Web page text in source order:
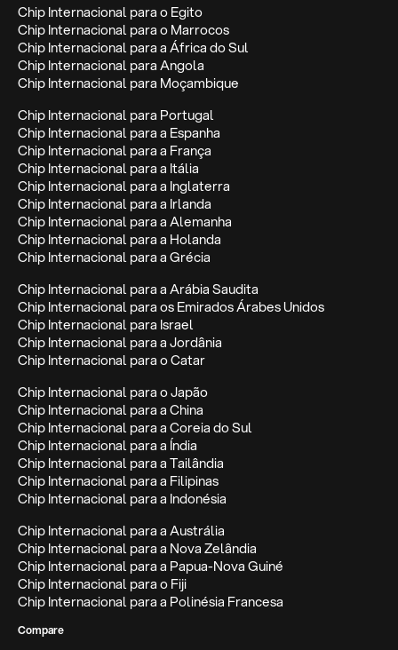
Chip Internacional para o Egito
Chip Internacional para o Marrocos
Chip Internacional para a África do Sul
Chip Internacional para Angola
Chip Internacional para Moçambique
Chip Internacional para Portugal
Chip Internacional para a Espanha
Chip Internacional para a França
Chip Internacional para a Itália
Chip Internacional para a Inglaterra
Chip Internacional para a Irlanda
Chip Internacional para a Alemanha
Chip Internacional para a Holanda
Chip Internacional para a Grécia
Chip Internacional para a Arábia Saudita
Chip Internacional para os Emirados Árabes Unidos
Chip Internacional para Israel
Chip Internacional para a Jordânia
Chip Internacional para o Catar
Chip Internacional para o Japão
Chip Internacional para a China
Chip Internacional para a Coreia do Sul
Chip Internacional para a Índia
Chip Internacional para a Tailândia
Chip Internacional para a Filipinas
Chip Internacional para a Indonésia
Chip Internacional para a Austrália
Chip Internacional para a Nova Zelândia
Chip Internacional para a Papua-Nova Guiné
Chip Internacional para o Fiji
Chip Internacional para a Polinésia Francesa
Compare